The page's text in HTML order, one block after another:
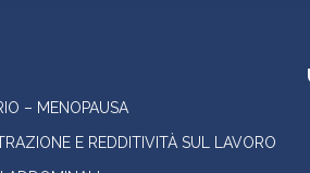
– MENOPAUSA
E REDDITIVITÀ SUL LAVORO